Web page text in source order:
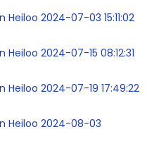
2024-07-03 15:11:02
2024-07-15 08:12:31
2024-07-19 17:49:22
Heiloo 2024-08-03